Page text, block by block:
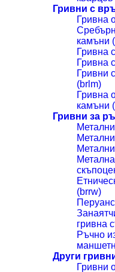
Гривни с
Гривна
камъни
Гривна
Гривна
Гривни
(brlm)
Гривна
камъни
Гривни за
(brrw)
гривна
Ръчно
Други
Гривни